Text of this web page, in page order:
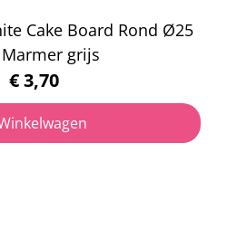
Cake Board Rond Ø25
grijs
€3,70